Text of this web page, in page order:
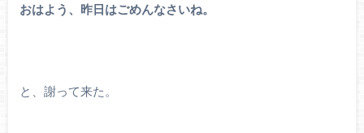
おはよう、昨日はごめんなさいね。
と、謝って来た。